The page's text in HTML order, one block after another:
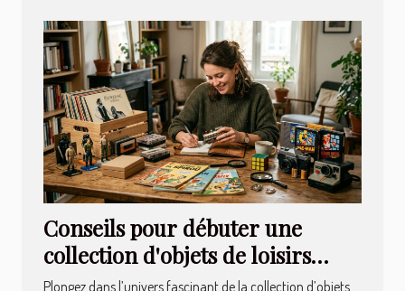
Conseils pour débuter une
collection d'objets de loisirs
nostalgiques
Plongez dans l’univers fascinant de la collection d’objets